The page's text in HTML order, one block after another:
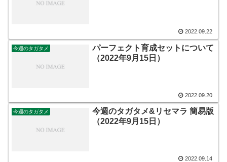
2022.09.22
今週のタガタメ
パーフェクト育成セットについて
（2022年9月15日）
2022.09.20
今週のタガタメ
今週のタガタメ&リセマラ 簡易版
（2022年9月15日）
2022.09.14